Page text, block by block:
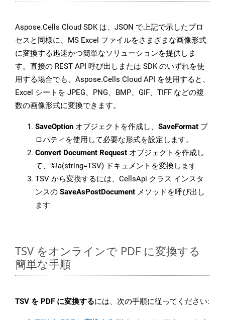
Aspose.Cells Cloud SDK は、JSON で上記で示したプロ
セスと同様に、MS Excel ファイルをさまざまな画像形式
に変換する迅速かつ簡単なソリューションを提供しま
す。直接の REST API 呼び出しまたは SDK のいずれを使
用する場合でも、Aspose.Cells Cloud API を使用すると、
Excel シートを JPEG、PNG、BMP、GIF、TIFF などの複
数の画像形式に変換できます。
SaveOption オブジェクトを作成し、 SaveFormat プ
ロパティを使用して必要な形式を設定します。
Convert Document Request オブジェクトを作成し
て、%!a(string=TSV) ドキュメントを変換します
TSV から変換するには、CellsApi クラス インスタ
ンスの SaveAsPostDocument メソッドを呼び出し
ます
TSV をオンラインで PDF に変換する
簡単な手順
TSV を PDF に変換するには、次の手順に従ってください: